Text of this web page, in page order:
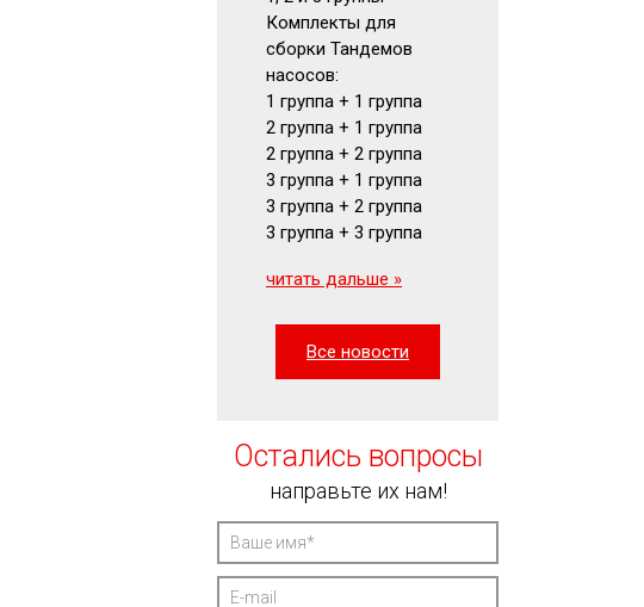
Комплекты для
сборки Тандемов
насосов:
1 группа + 1 группа
2 группа + 1 группа
2 группа + 2 группа
3 группа + 1 группа
3 группа + 2 группа
3 группа + 3 группа
читать дальше »
Все новости
Остались вопросы
направьте их нам!